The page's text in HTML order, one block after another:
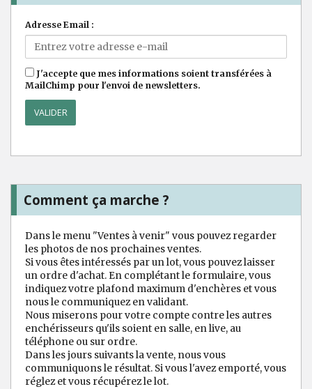
Adresse Email :
J'accepte que mes informations soient transférées à
MailChimp pour l'envoi de newsletters.
Comment ça marche ?
Dans le menu "Ventes à venir" vous pouvez regarder
les photos de nos prochaines ventes.
Si vous êtes intéressés par un lot, vous pouvez laisser
un ordre d'achat. En complétant le formulaire, vous
indiquez votre plafond maximum d'enchères et vous
nous le communiquez en validant.
Nous miserons pour votre compte contre les autres
enchérisseurs qu'ils soient en salle, en live, au
téléphone ou sur ordre.
Dans les jours suivants la vente, nous vous
communiquons le résultat. Si vous l'avez emporté, vous
réglez et vous récupérez le lot.